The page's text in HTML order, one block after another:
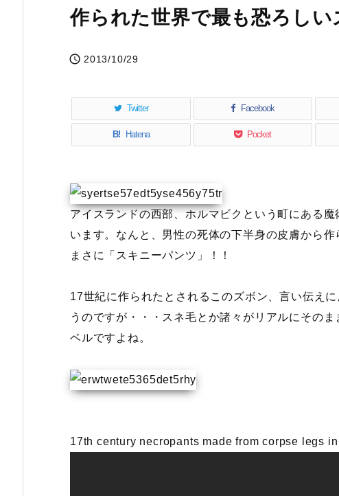
作られた世界で最も恐ろしい
 2013/10/29
Twitter Facebook
B! Hatena Pocket
アイスランドの西部、ホルマビクという町にある
います。なんと、男性の死体の下半身の皮膚から作
まさに「スキニーパンツ」！！
17世紀に作られたとされるこのズボン、言い伝え
うのですが・・・スネ毛とか諸々がリアルにその
ベルですよね。
17th century necropants made from corpse legs